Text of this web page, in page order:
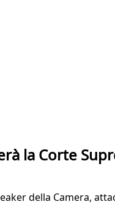
la Corte
della Camera,